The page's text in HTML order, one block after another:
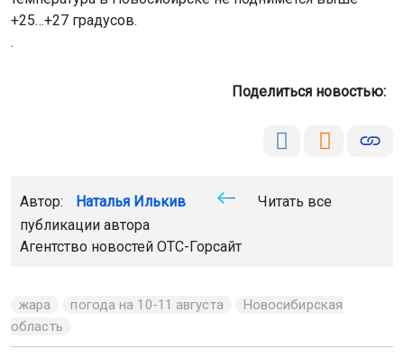
+25…+27 градусов.
.
Поделиться новостью:
Автор: Наталья Илькив
Читать все
публикации автора
Агентство новостей ОТС-Горсайт
жара погода на 10-11 августа
Новосибирская
область